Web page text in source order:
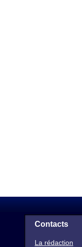
Contacts
La rédaction